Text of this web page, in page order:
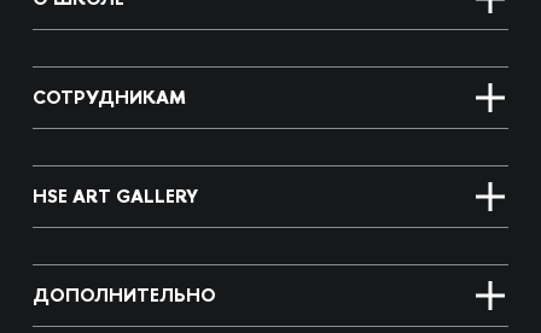
СОТРУДНИКАМ
HSE ART GALLERY
ДОПОЛНИТЕЛЬНО